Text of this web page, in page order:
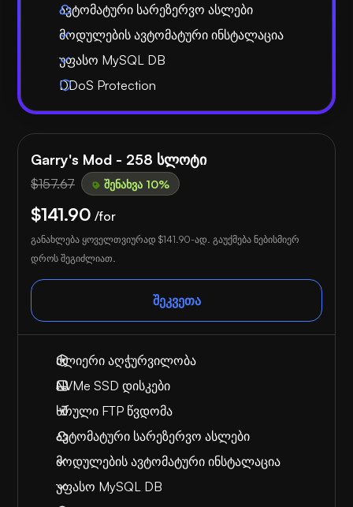
ავტომატური სარეზერვო ასლები
მოდულების ავტომატური ინსტალაცია
უფასო MySQL DB
DDoS Protection
Garry's Mod - 258 სლოტი
$157.67 შენახვა 10%
$141.90 /for
განახლება ყოველთვიურად $141.90-ად. გაუქმება ნებისმიერ
დროს შეგიძლიათ.
შეკვეთა
ძლიერი აღჭურვილობა
NVMe SSD დისკები
სრული FTP წვდომა
ავტომატური სარეზერვო ასლები
მოდულების ავტომატური ინსტალაცია
უფასო MySQL DB